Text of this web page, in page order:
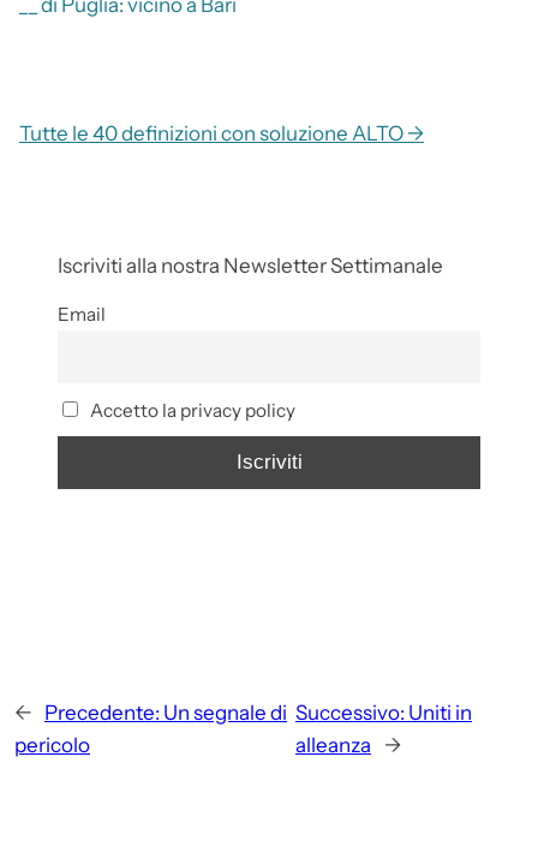
__ di Puglia: vicino a Bari
Tutte le 40 definizioni con soluzione ALTO →
Iscriviti alla nostra Newsletter Settimanale
Email
Accetto la privacy policy
← Precedente: Un segnale di
pericolo
Successivo: Uniti in
alleanza
→